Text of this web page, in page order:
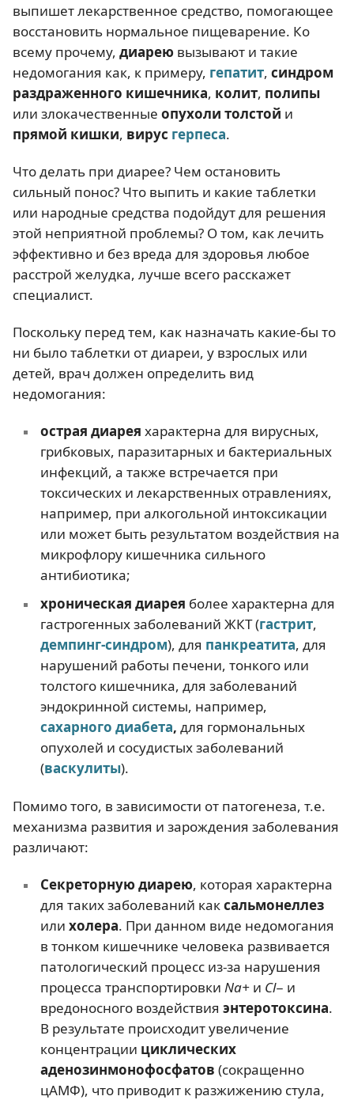
выпишет лекарственное средство, помогающее
восстановить нормальное пищеварение. Ко
всему прочему, диарею вызывают и такие
недомогания как, к примеру, гепатит, синдром
раздраженного кишечника, колит, полипы
или злокачественные опухоли толстой и
прямой кишки, вирус герпеса.
Что делать при диарее? Чем остановить
сильный понос? Что выпить и какие таблетки
или народные средства подойдут для решения
этой неприятной проблемы? О том, как лечить
эффективно и без вреда для здоровья любое
расстрой желудка, лучше всего расскажет
специалист.
Поскольку перед тем, как назначать какие-бы то
ни было таблетки от диареи, у взрослых или
детей, врач должен определить вид
недомогания:
острая диарея характерна для вирусных,
грибковых, паразитарных и бактериальных
инфекций, а также встречается при
токсических и лекарственных отравлениях,
например, при алкогольной интоксикации
или может быть результатом воздействия на
микрофлору кишечника сильного
антибиотика;
хроническая диарея более характерна для
гастрогенных заболеваний ЖКТ (гастрит,
демпинг-синдром), для панкреатита, для
нарушений работы печени, тонкого или
толстого кишечника, для заболеваний
эндокринной системы, например,
сахарного диабета, для гормональных
опухолей и сосудистых заболеваний
(васкулиты).
Помимо того, в зависимости от патогенеза, т.е.
механизма развития и зарождения заболевания
различают:
Секреторную диарею, которая характерна
для таких заболеваний каксальмонеллез
или холера. При данном виде недомогания
в тонком кишечнике человека развивается
патологический процесс из-за нарушения
процесса транспортировки Na+и Сl− и
вредоносного воздействия энтеротоксина.
В результате происходит увеличение
концентрации циклических
аденозинмонофосфатов (сокращенно
цАМФ), что приводит к разжижению стула,